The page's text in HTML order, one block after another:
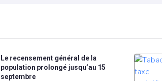
Le recensement général de la
population prolongé jusqu’au 15
septembre